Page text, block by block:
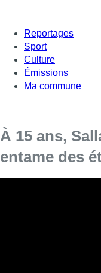
Reportages
Sport
Culture
Émissions
Ma commune
À 15 ans,
entame des
il va donc quitter
les bancs des